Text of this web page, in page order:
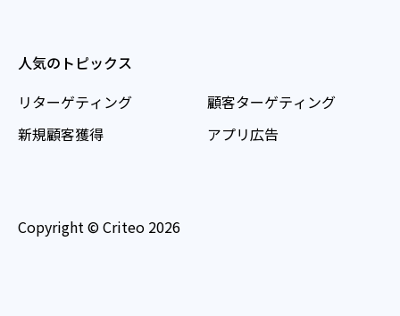
人気のトピックス
リターゲティング
新規顧客獲得
顧客ターゲティング
アプリ広告
Copyright © Criteo 2026